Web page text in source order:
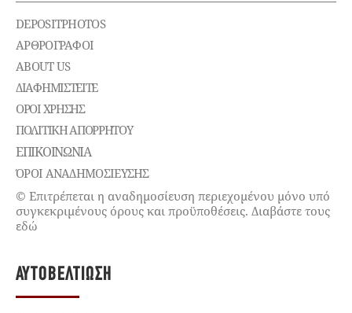
DEPOSITPHOTOS
ΑΡΘΡΟΓΡΑΦΟΙ
ABOUT US
ΔΙΑΦΗΜΙΣΤΕΊΤΕ
ΌΡΟΙ ΧΡΉΣΗΣ
ΠΟΛΙΤΙΚΉ ΑΠΟΡΡΉΤΟΥ
ΕΠΙΚΟΙΝΩΝΊΑ
ΌΡΟΙ ΑΝΑΔΗΜΟΣΙΕΥΣΗΣ
© Επιτρέπεται η αναδημοσίευση περιεχομένου μόνο υπό
συγκεκριμένους όρους και προϋποθέσεις. Διαβάστε τους
εδώ
ΑΥΤΟΒΕΛΤΊΩΣΗ